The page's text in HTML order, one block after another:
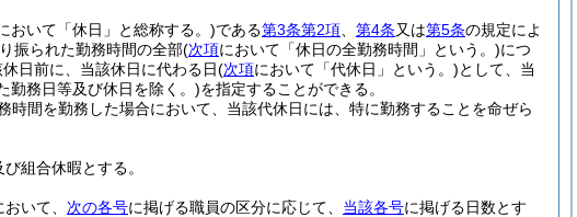
おいて「休日」と総称する。)である第3条第2項 第4条又は第5条の規定によ
振られた勤務時間の全部(次項において「休日の全勤務時間」という。)につ
日前に、当該休日に代わる日(次項において「代休日」という。)として、当
勤務日等及び休日を除く。)を指定することができる。
間を勤務した場合において、当該代休日には、特に勤務することを命ぜら
組合休暇とする。
いて、 次の各号に掲げる職員の区分に応じて、 当該各号に掲げる日数とす